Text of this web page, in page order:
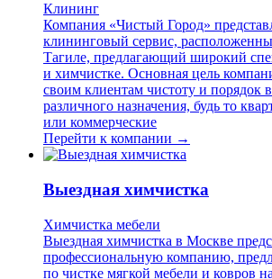
Клининг
Компания «Чистый Город»
клининговый сервис,
Тагиле, предлагающий широкий
и химчистке. Основная цель
своим клиентам чистоту и порядок
различного назначения, будь то
или коммерческие
Перейти к компании →
Выездная химчистка
Химчистка мебели
Выездная химчистка в Москве
профессиональную компанию,
по чистке мягкой мебели и ковров